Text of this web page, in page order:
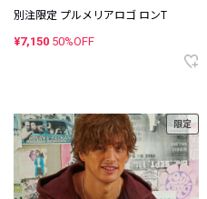
別注限定 プルメリアロゴ ロンT
¥7,150 50%OFF
限定